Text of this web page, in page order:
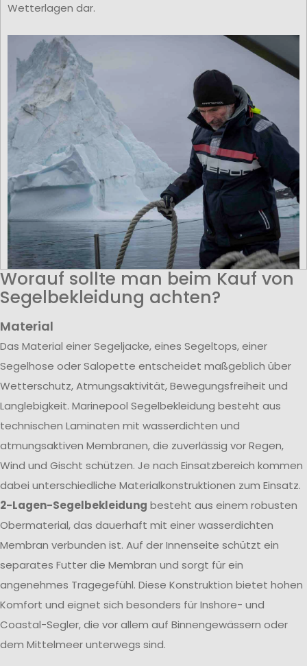
Wetterlagen dar.
Worauf sollte man beim Kauf von
Segelbekleidung achten?
Material
Das Material einer Segeljacke, eines Segeltops, einer
Segelhose oder Salopette entscheidet maßgeblich über
Wetterschutz, Atmungsaktivität, Bewegungsfreiheit und
Langlebigkeit. Marinepool Segelbekleidung besteht aus
technischen Laminaten mit wasserdichten und
atmungsaktiven Membranen, die zuverlässig vor Regen,
Wind und Gischt schützen. Je nach Einsatzbereich kommen
dabei unterschiedliche Materialkonstruktionen zum Einsatz.
2-Lagen-Segelbekleidung besteht aus einem robusten
Obermaterial, das dauerhaft mit einer wasserdichten
Membran verbunden ist. Auf der Innenseite schützt ein
separates Futter die Membran und sorgt für ein
angenehmes Tragegefühl. Diese Konstruktion bietet hohen
Komfort und eignet sich besonders für Inshore- und
Coastal-Segler, die vor allem auf Binnengewässern oder
dem Mittelmeer unterwegs sind.